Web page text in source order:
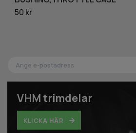
VHM trimdelar
KLICKA HÄR
50 kr